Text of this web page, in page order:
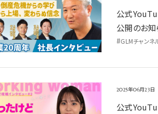
公式
公開のお知
#GLMチャンネ
2025年06月23日
公式